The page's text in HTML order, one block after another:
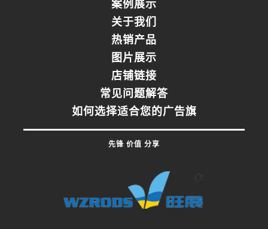
案例展示
关于我们
热销产品
图片展示
店铺链接
常见问题解答
如何选择适合您的广告旗
先锋 价值 分享